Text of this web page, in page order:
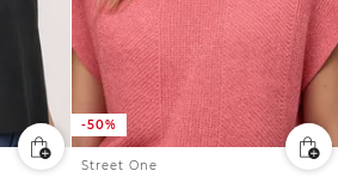
-50%
Street One